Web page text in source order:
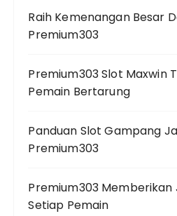
Raih Kemenangan Besar
Premium303
Premium303 Slot Maxwin
Pemain Bertarung
Panduan Slot Gampang
Premium303
Premium303
Setiap Pemain